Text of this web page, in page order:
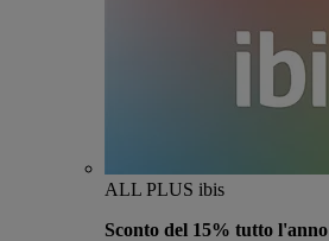
ALL PLUS ibis
Sconto del 15% tutto l'anno